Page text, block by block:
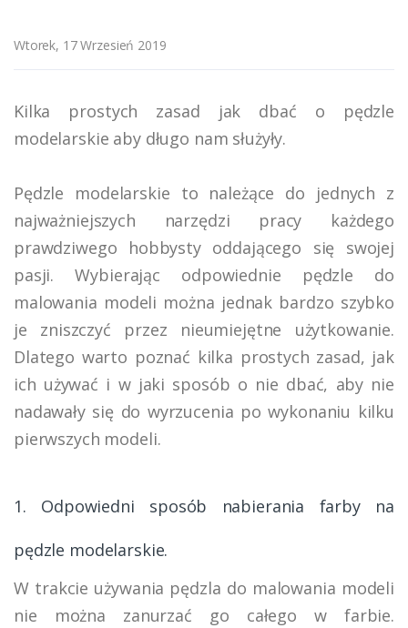
Wtorek, 17 Wrzesień 2019
Kilka prostych zasad jak dbać o pędzle
modelarskie aby długo nam służyły.
Pędzle modelarskie to należące do jednych z
najważniejszych narzędzi pracy każdego
prawdziwego hobbysty oddającego się swojej
pasji. Wybierając odpowiednie pędzle do
malowania modeli można jednak bardzo szybko
je zniszczyć przez nieumiejętne użytkowanie.
Dlatego warto poznać kilka prostych zasad, jak
ich używać i w jaki sposób o nie dbać, aby nie
nadawały się do wyrzucenia po wykonaniu kilku
pierwszych modeli.
1. Odpowiedni sposób nabierania farby na
pędzle modelarskie.
W trakcie używania pędzla do malowania modeli
nie można zanurzać go całego w farbie.